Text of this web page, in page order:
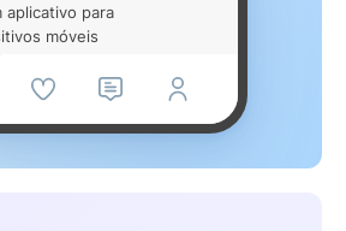
aplicativo para
móveis